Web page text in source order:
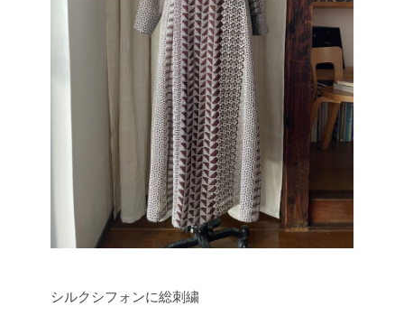
シルクシフォンに総刺繍